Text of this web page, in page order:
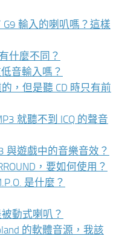
輸入的喇叭嗎？這樣
什麼不同？
音輸入嗎？
，但是聽 CD 時只有前
就聽不到 ICQ 的聲音
與遊戲中的音樂音效？
，要如何使用？
是什麼？
動式喇叭？
的軟體音源，我該